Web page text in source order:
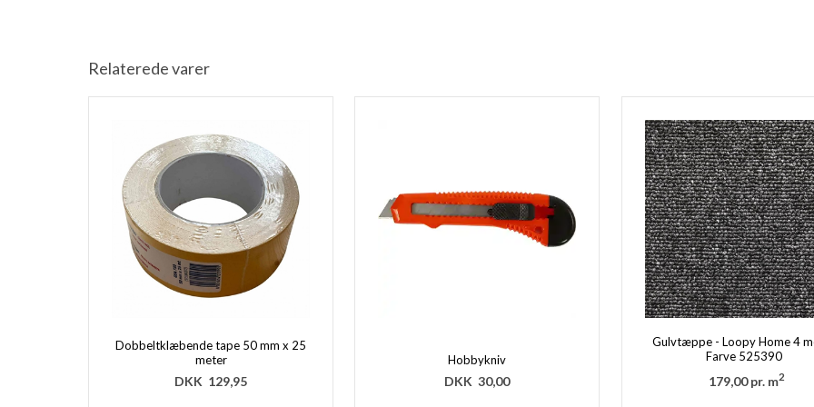
Relaterede varer
Dobbeltklæbende tape 50 mm x 25
meter
DKK 129,95
Hobbykniv
DKK30,00
Gulvtæppe - Loopy Home 4
Farve 525390
179,00 pr. m2